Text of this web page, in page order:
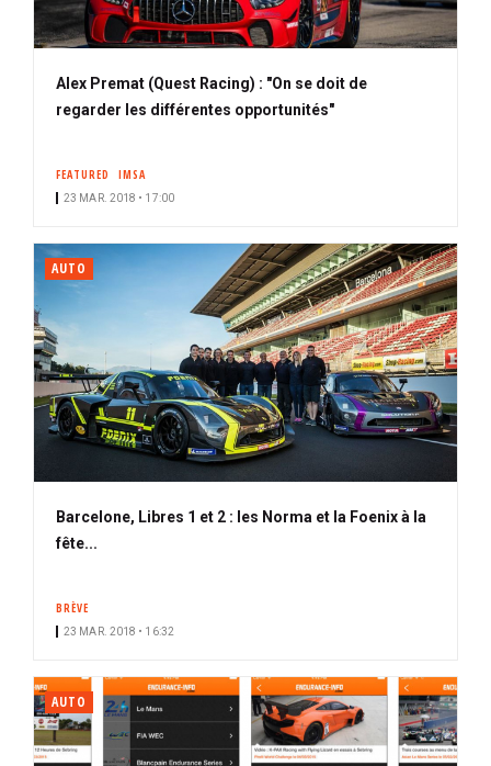
Alex Premat (Quest Racing) : "On se doit de
regarder les différentes opportunités"
FEATURED IMSA
23 MAR. 2018 • 17:00
AUTO
Barcelone, Libres 1 et 2 : les Norma et la Foenix à la
fête...
BRÈVE
23 MAR. 2018 • 16:32
AUTO